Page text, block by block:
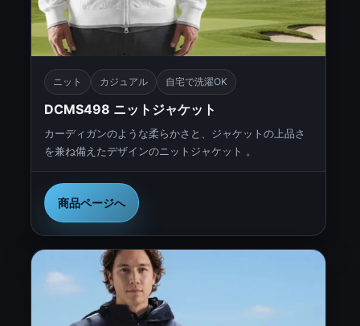
ニット カジュアル 自宅で洗濯OK
DCMS498 ニットジャケット
カーディガンのような柔らかさと、ジャケットの上品さ
を兼ね備えたデザインのニットジャケット 。
商品ページへ